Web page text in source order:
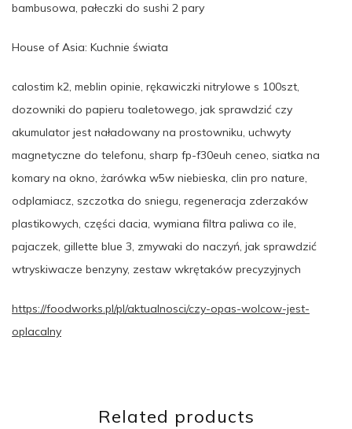
bambusowa, pałeczki do sushi 2 pary
House of Asia: Kuchnie świata
calostim k2, meblin opinie, rękawiczki nitrylowe s 100szt,
dozowniki do papieru toaletowego, jak sprawdzić czy
akumulator jest naładowany na prostowniku, uchwyty
magnetyczne do telefonu, sharp fp-f30euh ceneo, siatka na
komary na okno, żarówka w5w niebieska, clin pro nature,
odplamiacz, szczotka do sniegu, regeneracja zderzaków
plastikowych, części dacia, wymiana filtra paliwa co ile,
pajaczek, gillette blue 3, zmywaki do naczyń, jak sprawdzić
wtryskiwacze benzyny, zestaw wkrętaków precyzyjnych
https://foodworks.pl/pl/aktualnosci/czy-opas-wolcow-jest-
oplacalny
Related products